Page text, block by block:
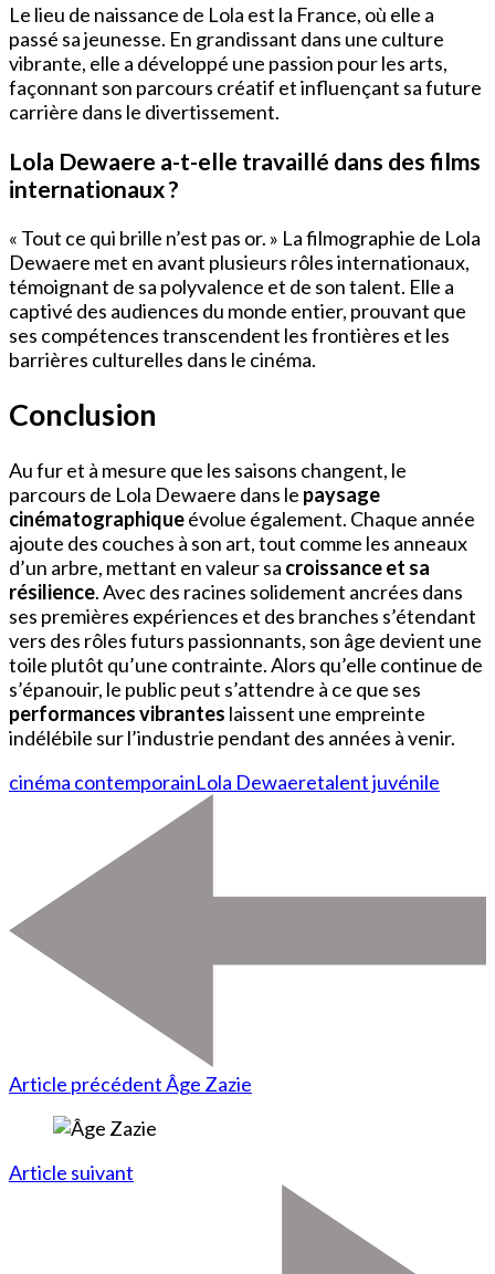
Le lieu de naissance de Lola est la France, où elle a
passé sa jeunesse. En grandissant dans une culture
vibrante, elle a développé une passion pour les arts,
façonnant son parcours créatif et influençant sa future
carrière dans le divertissement.
Lola Dewaere a-t-elle travaillé dans des films
internationaux ?
« Tout ce qui brille n’est pas or. » La filmographie de Lola
Dewaere met en avant plusieurs rôles internationaux,
témoignant de sa polyvalence et de son talent. Elle a
captivé des audiences du monde entier, prouvant que
ses compétences transcendent les frontières et les
barrières culturelles dans le cinéma.
Conclusion
Au fur et à mesure que les saisons changent, le
parcours de Lola Dewaere dans le paysage
cinématographiqueévolue également. Chaque année
ajoute des couches à son art, tout comme les anneaux
d’un arbre, mettant en valeur sa croissance et sa
résilience. Avec des racines solidement ancrées dans
ses premières expériences et des branches s’étendant
vers des rôles futurs passionnants, son âge devient une
toile plutôt qu’une contrainte. Alors qu’elle continue de
s’épanouir, le public peut s’attendre à ce que ses
performances vibrantes laissent une empreinte
indélébile sur l’industrie pendant des années à venir.
cinéma contemporainLola Dewaeretalent juvénile
Article précédentÂge Zazie
Article suivant